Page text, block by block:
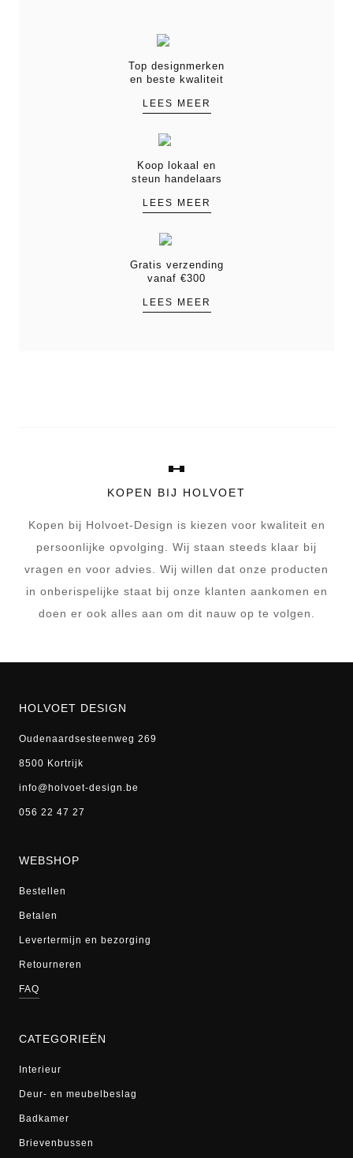
Top designmerken
en beste kwaliteit
LEES MEER
Koop lokaal en
steun handelaars
LEES MEER
Gratis verzending
vanaf €300
LEES MEER
KOPEN BIJ HOLVOET
Kopen bij Holvoet-Design is kiezen voor kwaliteit en
persoonlijke opvolging. Wij staan steeds klaar bij
vragen en voor advies. Wij willen dat onze producten
in onberispelijke staat bij onze klanten aankomen en
doen er ook alles aan om dit nauw op te volgen.
HOLVOET DESIGN
Oudenaardsesteenweg 269
8500 Kortrijk
info@holvoet-design.be
056 22 47 27
WEBSHOP
Bestellen
Betalen
Levertermijn en bezorging
Retourneren
FAQ
CATEGORIEËN
Interieur
Deur- en meubelbeslag
Badkamer
Brievenbussen
FAQ
Klantendienst